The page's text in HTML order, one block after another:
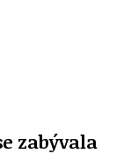
zabývala